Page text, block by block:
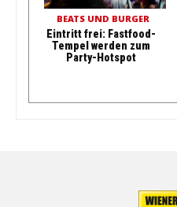
BEATS UND BURGER
Eintritt frei: Fastfood-
Tempel werden zum
Party-Hotspot